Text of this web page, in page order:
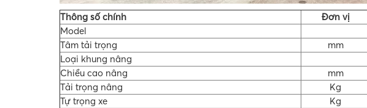
Thông số chính Đơn vị
Model
Tâm tải trọng
mm
Loại khung nâng
Chiều cao nâng
mm
Tải trọng nâng
Kg
Tự trọng xe
Kg